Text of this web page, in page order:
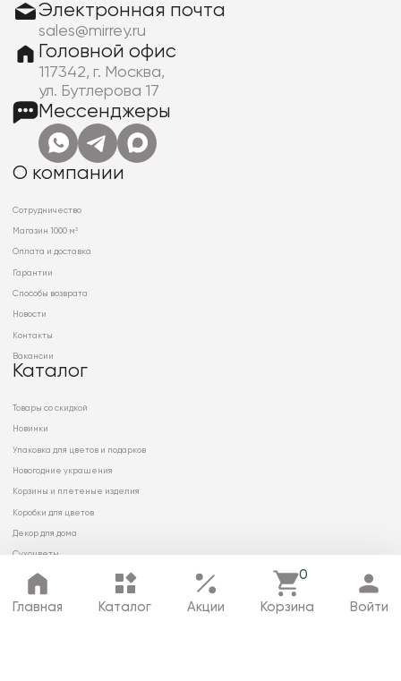
Главная Каталог Акции
0
Корзина Войти
Электронная почта
sales@mirrey.ru
Головной офис
117342, г. Москва,
ул. Бутлерова 17
Мессенджеры
О компании
Сотрудничество
Магазин 1000 м²
Оплата и доставка
Гарантии
Способы возврата
Новости
Контакты
Вакансии
Каталог
Товары со скидкой
Новинки
Упаковка для цветов и подарков
Новогодние украшения
Корзины и плетеные изделия
Коробки для цветов
Декор для дома
Сухоцветы
© 2026 ООО «МИРРЭЙ»